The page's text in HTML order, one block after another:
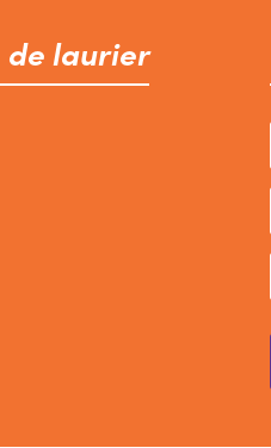
de laurier